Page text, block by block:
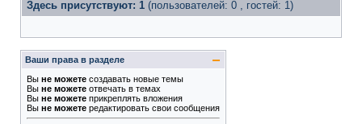
Здесь присутствуют: 1 (пользователей: 0 , гостей: 1)
Ваши права в разделе
Вы не можете создавать новые темы
Вы не можете отвечать в темах
Вы не можете прикреплять вложения
Вы не можете редактировать свои сообщения